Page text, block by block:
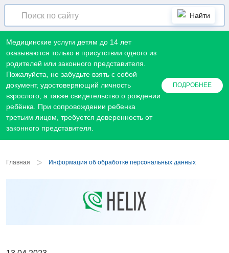
Найти
Медицинские услуги детям до 14 лет
оказываются только в присутствии одного из
родителей или законного представителя.
Пожалуйста, не забудьте взять с собой
документ, удостоверяющий личность
взрослого, а также свидетельство о рождении
ребёнка. При сопровождении ребенка
третьим лицом, требуется доверенность от
законного представителя.
ПОДРОБНЕЕ
Главная > Информация об обработке персональных данных